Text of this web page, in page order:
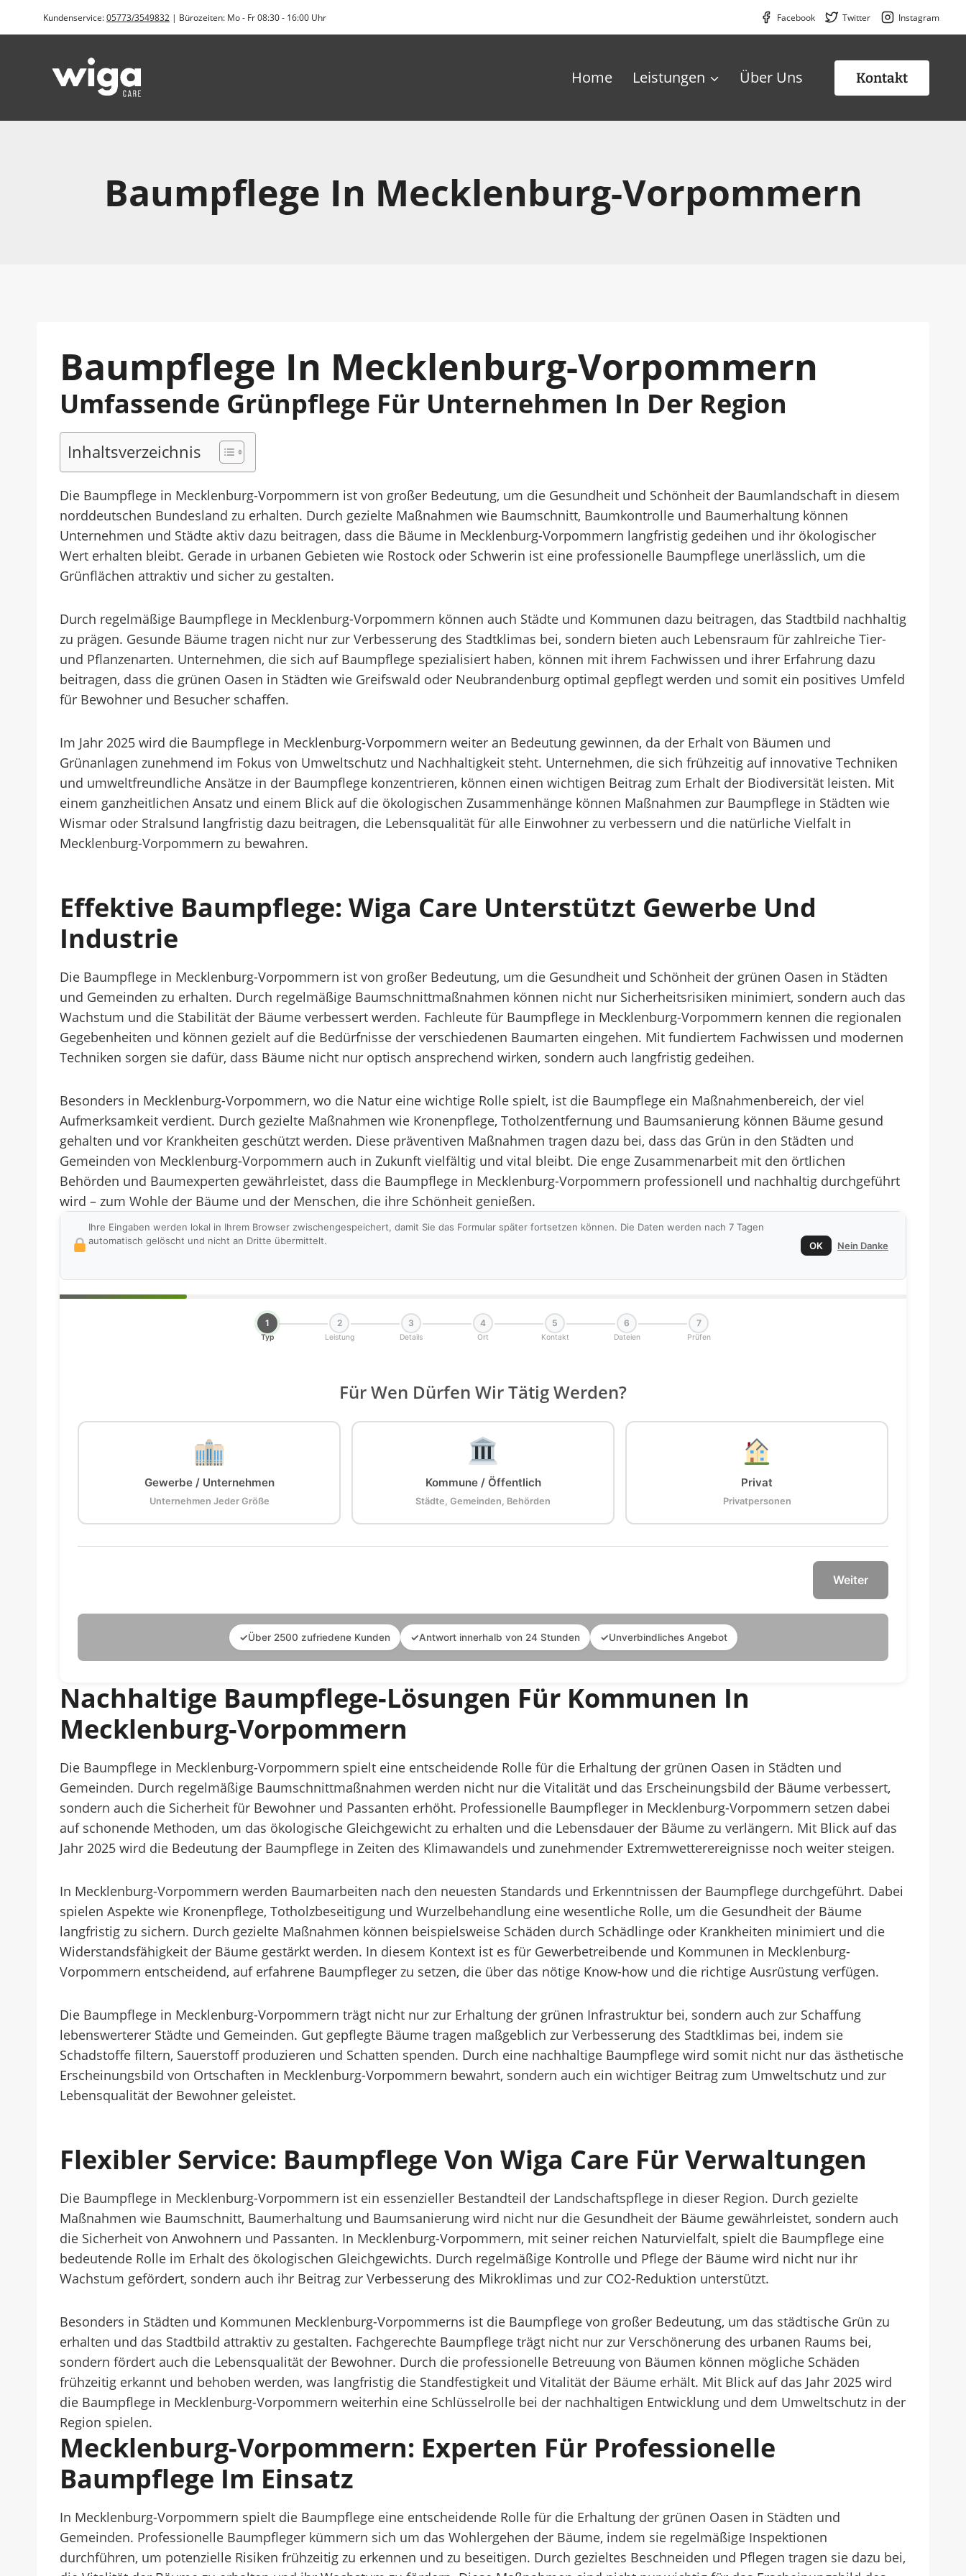
Kundenservice:05773/3549832 | Bürozeiten: Mo - Fr 08:30 - 16:00 Uhr Facebook Twitter Instagram
Home Leistungen Über Uns Kontakt
Baumpflege In Mecklenburg-Vorpommern
Baumpflege In Mecklenburg-Vorpommern
Umfassende Grünpflege Für Unternehmen In Der Region
Inhaltsverzeichnis
Die Baumpflege in Mecklenburg-Vorpommern ist von großer Bedeutung, um die Gesundheit und Schönheit der Baumlandschaft in diesem
norddeutschen Bundesland zu erhalten. Durch gezielte Maßnahmen wie Baumschnitt, Baumkontrolle und Baumerhaltung können
Unternehmen und Städte aktiv dazu beitragen, dass die Bäume in Mecklenburg-Vorpommern langfristig gedeihen und ihr ökologischer
Wert erhalten bleibt. Gerade in urbanen Gebieten wie Rostock oder Schwerin ist eine professionelle Baumpflege unerlässlich, um die
Grünflächen attraktiv und sicher zu gestalten.
Durch regelmäßige Baumpflege in Mecklenburg-Vorpommern können auch Städte und Kommunen dazu beitragen, das Stadtbild nachhaltig
zu prägen. Gesunde Bäume tragen nicht nur zur Verbesserung des Stadtklimas bei, sondern bieten auch Lebensraum für zahlreiche Tier-
und Pflanzenarten. Unternehmen, die sich auf Baumpflege spezialisiert haben, können mit ihrem Fachwissen und ihrer Erfahrung dazu
beitragen, dass die grünen Oasen in Städten wie Greifswald oder Neubrandenburg optimal gepflegt werden und somit ein positives Umfeld
für Bewohner und Besucher schaffen.
Im Jahr 2025 wird die Baumpflege in Mecklenburg-Vorpommern weiter an Bedeutung gewinnen, da der Erhalt von Bäumen und
Grünanlagen zunehmend im Fokus von Umweltschutz und Nachhaltigkeit steht. Unternehmen, die sich frühzeitig auf innovative Techniken
und umweltfreundliche Ansätze in der Baumpflege konzentrieren, können einen wichtigen Beitrag zum Erhalt der Biodiversität leisten. Mit
einem ganzheitlichen Ansatz und einem Blick auf die ökologischen Zusammenhänge können Maßnahmen zur Baumpflege in Städten wie
Wismar oder Stralsund langfristig dazu beitragen, die Lebensqualität für alle Einwohner zu verbessern und die natürliche Vielfalt in
Mecklenburg-Vorpommern zu bewahren.
Effektive Baumpflege: Wiga Care Unterstützt Gewerbe Und
Industrie
Die Baumpflege in Mecklenburg-Vorpommern ist von großer Bedeutung, um die Gesundheit und Schönheit der grünen Oasen in Städten
und Gemeinden zu erhalten. Durch regelmäßige Baumschnittmaßnahmen können nicht nur Sicherheitsrisiken minimiert, sondern auch das
Wachstum und die Stabilität der Bäume verbessert werden. Fachleute für Baumpflege in Mecklenburg-Vorpommern kennen die regionalen
Gegebenheiten und können gezielt auf die Bedürfnisse der verschiedenen Baumarten eingehen. Mit fundiertem Fachwissen und modernen
Techniken sorgen sie dafür, dass Bäume nicht nur optisch ansprechend wirken, sondern auch langfristig gedeihen.
Besonders in Mecklenburg-Vorpommern, wo die Natur eine wichtige Rolle spielt, ist die Baumpflege ein Maßnahmenbereich, der viel
Aufmerksamkeit verdient. Durch gezielte Maßnahmen wie Kronenpflege, Totholzentfernung und Baumsanierung können Bäume gesund
gehalten und vor Krankheiten geschützt werden. Diese präventiven Maßnahmen tragen dazu bei, dass das Grün in den Städten und
Gemeinden von Mecklenburg-Vorpommern auch in Zukunft vielfältig und vital bleibt. Die enge Zusammenarbeit mit den örtlichen
Behörden und Baumexperten gewährleistet, dass die Baumpflege in Mecklenburg-Vorpommern professionell und nachhaltig durchgeführt
wird – zum Wohle der Bäume und der Menschen, die ihre Schönheit genießen.
Ihre Eingaben werden lokal in Ihrem Browser zwischengespeichert, damit Sie das Formular später fortsetzen können. Die Daten werden nach 7 Tagen
automatisch gelöscht und nicht an Dritte übermittelt.
OK Nein Danke
1
Typ
2
Leistung
3
Details
4
Ort
5
Kontakt
6
Dateien
7
Prüfen
Für Wen Dürfen Wir Tätig Werden?
Gewerbe / Unternehmen
Unternehmen Jeder Größe
Kommune / Öffentlich
Städte, Gemeinden, Behörden
Privat
Privatpersonen
Weiter
✓Über 2500 zufriedene Kunden ✓Antwort innerhalb von 24 Stunden ✓Unverbindliches Angebot
Nachhaltige Baumpflege-Lösungen Für Kommunen In
Mecklenburg-Vorpommern
Die Baumpflege in Mecklenburg-Vorpommern spielt eine entscheidende Rolle für die Erhaltung der grünen Oasen in Städten und
Gemeinden. Durch regelmäßige Baumschnittmaßnahmen werden nicht nur die Vitalität und das Erscheinungsbild der Bäume verbessert,
sondern auch die Sicherheit für Bewohner und Passanten erhöht. Professionelle Baumpfleger in Mecklenburg-Vorpommern setzen dabei
auf schonende Methoden, um das ökologische Gleichgewicht zu erhalten und die Lebensdauer der Bäume zu verlängern. Mit Blick auf das
Jahr 2025 wird die Bedeutung der Baumpflege in Zeiten des Klimawandels und zunehmender Extremwetterereignisse noch weiter steigen.
In Mecklenburg-Vorpommern werden Baumarbeiten nach den neuesten Standards und Erkenntnissen der Baumpflege durchgeführt. Dabei
spielen Aspekte wie Kronenpflege, Totholzbeseitigung und Wurzelbehandlung eine wesentliche Rolle, um die Gesundheit der Bäume
langfristig zu sichern. Durch gezielte Maßnahmen können beispielsweise Schäden durch Schädlinge oder Krankheiten minimiert und die
Widerstandsfähigkeit der Bäume gestärkt werden. In diesem Kontext ist es für Gewerbetreibende und Kommunen in Mecklenburg-
Vorpommern entscheidend, auf erfahrene Baumpfleger zu setzen, die über das nötige Know-how und die richtige Ausrüstung verfügen.
Die Baumpflege in Mecklenburg-Vorpommern trägt nicht nur zur Erhaltung der grünen Infrastruktur bei, sondern auch zur Schaffung
lebenswerterer Städte und Gemeinden. Gut gepflegte Bäume tragen maßgeblich zur Verbesserung des Stadtklimas bei, indem sie
Schadstoffe filtern, Sauerstoff produzieren und Schatten spenden. Durch eine nachhaltige Baumpflege wird somit nicht nur das ästhetische
Erscheinungsbild von Ortschaften in Mecklenburg-Vorpommern bewahrt, sondern auch ein wichtiger Beitrag zum Umweltschutz und zur
Lebensqualität der Bewohner geleistet.
Flexibler Service: Baumpflege Von Wiga Care Für Verwaltungen
Die Baumpflege in Mecklenburg-Vorpommern ist ein essenzieller Bestandteil der Landschaftspflege in dieser Region. Durch gezielte
Maßnahmen wie Baumschnitt, Baumerhaltung und Baumsanierung wird nicht nur die Gesundheit der Bäume gewährleistet, sondern auch
die Sicherheit von Anwohnern und Passanten. In Mecklenburg-Vorpommern, mit seiner reichen Naturvielfalt, spielt die Baumpflege eine
bedeutende Rolle im Erhalt des ökologischen Gleichgewichts. Durch regelmäßige Kontrolle und Pflege der Bäume wird nicht nur ihr
Wachstum gefördert, sondern auch ihr Beitrag zur Verbesserung des Mikroklimas und zur CO2-Reduktion unterstützt.
Besonders in Städten und Kommunen Mecklenburg-Vorpommerns ist die Baumpflege von großer Bedeutung, um das städtische Grün zu
erhalten und das Stadtbild attraktiv zu gestalten. Fachgerechte Baumpflege trägt nicht nur zur Verschönerung des urbanen Raums bei,
sondern fördert auch die Lebensqualität der Bewohner. Durch die professionelle Betreuung von Bäumen können mögliche Schäden
frühzeitig erkannt und behoben werden, was langfristig die Standfestigkeit und Vitalität der Bäume erhält. Mit Blick auf das Jahr 2025 wird
die Baumpflege in Mecklenburg-Vorpommern weiterhin eine Schlüsselrolle bei der nachhaltigen Entwicklung und dem Umweltschutz in der
Region spielen.
Mecklenburg-Vorpommern: Experten Für Professionelle
Baumpflege Im Einsatz
In Mecklenburg-Vorpommern spielt die Baumpflege eine entscheidende Rolle für die Erhaltung der grünen Oasen in Städten und
Gemeinden. Professionelle Baumpfleger kümmern sich um das Wohlergehen der Bäume, indem sie regelmäßige Inspektionen
durchführen, um potenzielle Risiken frühzeitig zu erkennen und zu beseitigen. Durch gezieltes Beschneiden und Pflegen tragen sie dazu bei,